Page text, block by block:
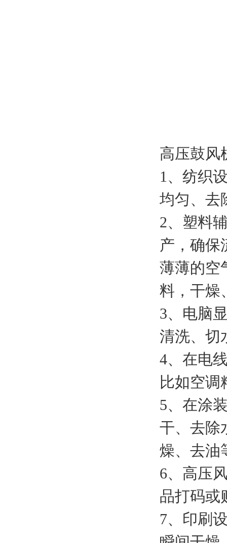
高压鼓风
1、纺织
均匀、去
2、塑料
产，确保
薄薄的空
料，干燥
3、电脑
清洗、切
4、在电
比如空调
5、在涂
干、去除
燥、去油
6、高压
品打码或
7、印刷